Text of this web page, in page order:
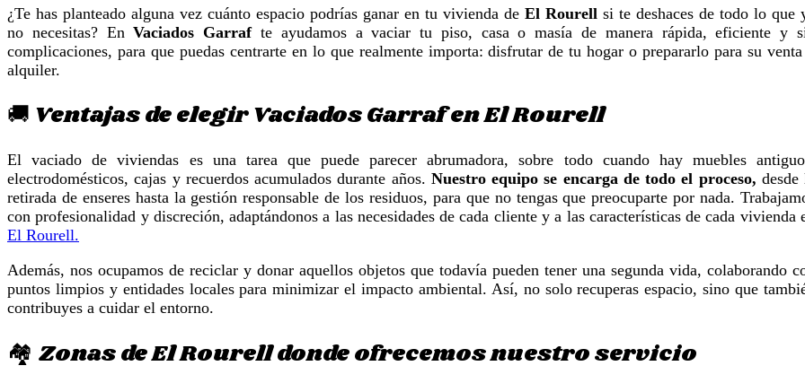
¿Te has planteado alguna vez cuánto espacio podrías ganar en tu vivienda de El Rourell si te deshaces de todo lo que
no necesitas? EnVaciados Garrafte ayudamos a vaciar tu piso, casa o masía de manera rápida, eficiente y
complicaciones, para que puedas centrarte en lo que realmente importa: disfrutar de tu hogar o prepararlo para su
alquiler.
🚚 Ventajas de elegir Vaciados Garraf en El Rourell
El vaciado de viviendas es una tarea que puede parecer abrumadora, sobre todo cuando hay muebles
electrodomésticos, cajas y recuerdos acumulados durante años. Nuestro equipo se encarga de todo el proceso, desde
retirada de enseres hasta la gestión responsable de los residuos, para que no tengas que preocuparte por nada.
con profesionalidad y discreción, adaptándonos a las necesidades de cada cliente y a las características de cada vivienda
El Rourell.
Además, nos ocupamos de reciclar y donar aquellos objetos que todavía pueden tener una segunda vida, colaborando
puntos limpios y entidades locales para minimizar el impacto ambiental. Así, no solo recuperas espacio, sino que
contribuyes a cuidar el entorno.
🏘️ Zonas de El Rourell donde ofrecemos nuestro servicio